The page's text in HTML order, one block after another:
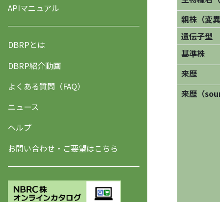
APIマニュアル
DBRPとは
DBRP紹介動画
よくある質問（FAQ）
ニュース
ヘルプ
お問い合わせ・ご要望はこちら
親株（変
遺伝子型
基準株
来歴
来歴（